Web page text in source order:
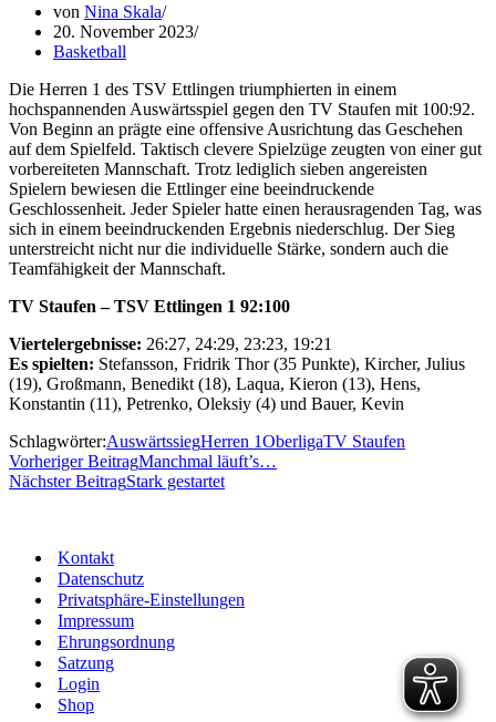
von Nina Skala
20. November 2023
Basketball
Die Herren 1 des TSV Ettlingen triumphierten in einem
hochspannenden Auswärtsspiel gegen den TV Staufen mit 100:92.
Von Beginn an prägte eine offensive Ausrichtung das Geschehen
auf dem Spielfeld. Taktisch clevere Spielzüge zeugten von einer gut
vorbereiteten Mannschaft. Trotz lediglich sieben angereisten
Spielern bewiesen die Ettlinger eine beeindruckende
Geschlossenheit. Jeder Spieler hatte einen herausragenden Tag, was
sich in einem beeindruckenden Ergebnis niederschlug. Der Sieg
unterstreicht nicht nur die individuelle Stärke, sondern auch die
Teamfähigkeit der Mannschaft.
TV Staufen – TSV Ettlingen 1 92:100
Viertelergebnisse: 26:27, 24:29, 23:23, 19:21
Es spielten: Stefansson, Fridrik Thor (35 Punkte), Kircher, Julius
(19), Großmann, Benedikt (18), Laqua, Kieron (13), Hens,
Konstantin (11), Petrenko, Oleksiy (4) und Bauer, Kevin
Schlagwörter:AuswärtssiegHerren 1OberligaTV Staufen
Vorheriger BeitragManchmal läuft’s…
Nächster BeitragStark gestartet
Kontakt
Datenschutz
Privatsphäre-Einstellungen
Impressum
Ehrungsordnung
Satzung
Login
Shop